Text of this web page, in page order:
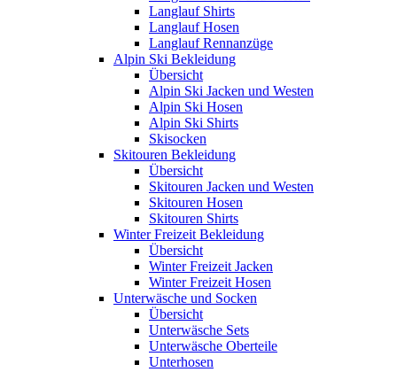
Langlauf Shirts
Langlauf Hosen
Langlauf Rennanzüge
Alpin Ski Bekleidung
Übersicht
Alpin Ski Jacken und Westen
Alpin Ski Hosen
Alpin Ski Shirts
Skisocken
Skitouren Bekleidung
Übersicht
Skitouren Jacken und Westen
Skitouren Hosen
Skitouren Shirts
Winter Freizeit Bekleidung
Übersicht
Winter Freizeit Jacken
Winter Freizeit Hosen
Unterwäsche und Socken
Übersicht
Unterwäsche Sets
Unterwäsche Oberteile
Unterhosen